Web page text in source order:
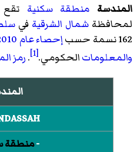
المندسة منطقة سكنية
لمحافظة شمال الشرقية في
162 نسمة حسب
إحصاء عام 2010
والمعلوماتالحكومي.[1]
.رمز
-منطقة